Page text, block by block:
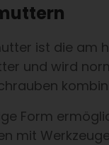
ist die am
und wird
Form
mit